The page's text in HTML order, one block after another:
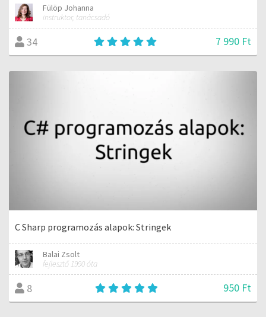
Fülöp Johanna
instruktor, tanácsadó
34 7 990 Ft
C Sharp programozás alapok: Stringek
Balai Zsolt
fejlesztő 1990 óta
8 950 Ft